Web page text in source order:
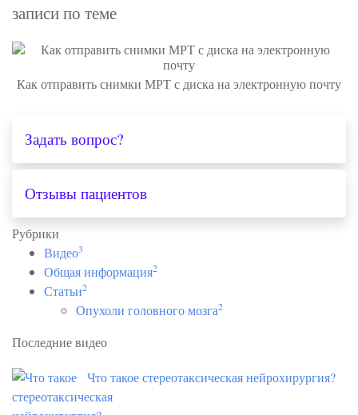
записи по теме
Как отправить снимки МРТ с диска на электронную почту
Задать вопрос?
Отзывы пациентов
Рубрики
Видео3
Общая информация2
Статьи2
Опухоли головного мозга2
Последние видео
Что такое стереотаксическая нейрохирургия?